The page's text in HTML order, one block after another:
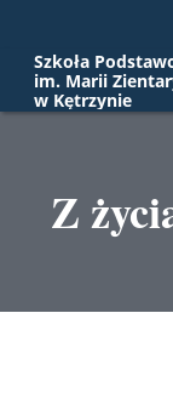
Szkoła
im. Marii
w Kętrzynie
Z